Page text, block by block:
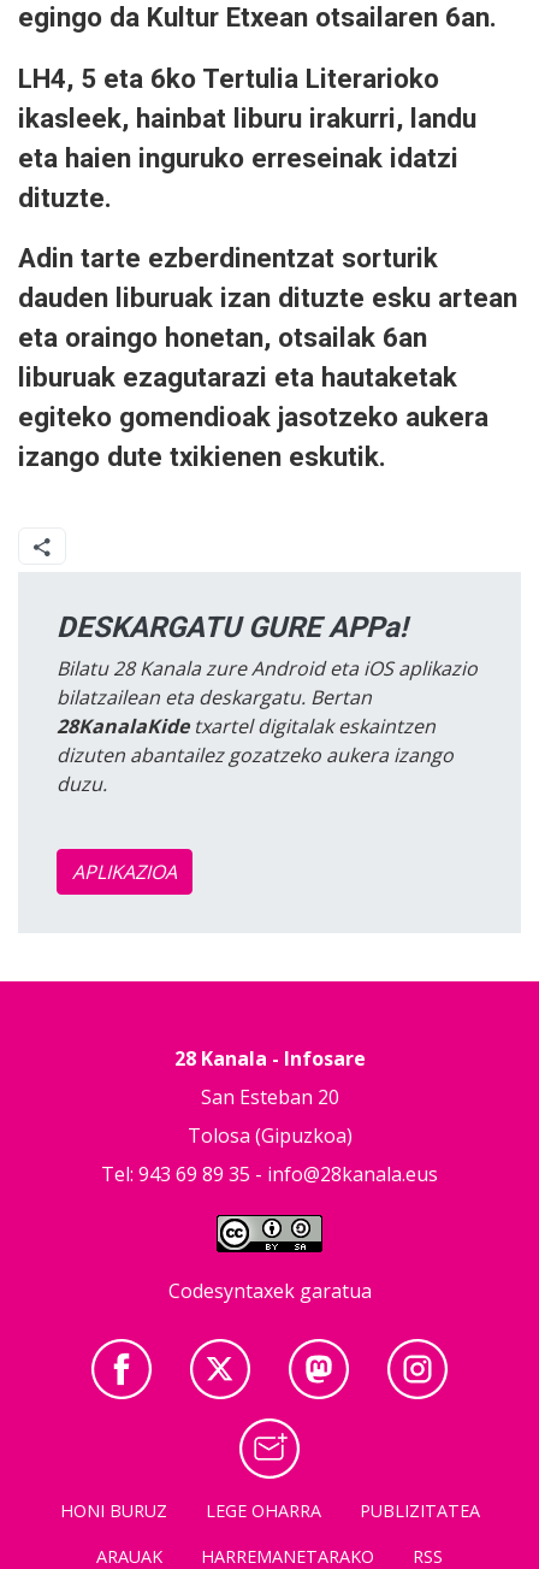
egingo da Kultur Etxean otsailaren 6an.
LH4, 5 eta 6ko Tertulia Literarioko
ikasleek, hainbat liburu irakurri, landu
eta haien inguruko erreseinak idatzi
dituzte.
Adin tarte ezberdinentzat sorturik
dauden liburuak izan dituzte esku artean
eta oraingo honetan, otsailak 6an
liburuak ezagutarazi eta hautaketak
egiteko gomendioak jasotzeko aukera
izango dute txikienen eskutik.
DESKARGATU GURE APPa!
Bilatu 28 Kanala zure Android eta iOS aplikazio
bilatzailean eta deskargatu. Bertan
28KanalaKidetxartel digitalak eskaintzen
dizuten abantailez gozatzeko aukera izango
duzu.
APLIKAZIOA
28 Kanala - Infosare
San Esteban 20
Tolosa (Gipuzkoa)
Tel: 943 69 89 35 - info@28kanala.eus
Codesyntaxek garatua
HONI BURUZ LEGE OHARRA
PUBLIZITATEA
ARAUAK
HARREMANETARAKO RSS